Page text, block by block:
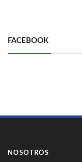
FACEBOOK
NOSOTROS